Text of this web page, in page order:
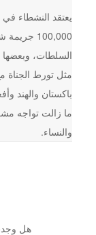
يعتقد النشطاء
100,000
السلطات،
مثل تورط الجناة
باكستان والهند
ما زالت تواجه
والنساء.
هل